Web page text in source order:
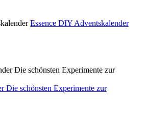
Essence DIY Adventskalender
Die schönsten Experimente zur